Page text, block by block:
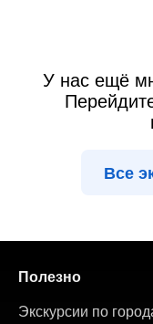
У нас ещё
Все
Полезно
Экскурсии по